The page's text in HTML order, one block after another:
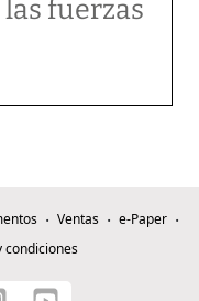
fuerzas
Ventas
e-Paper
condiciones